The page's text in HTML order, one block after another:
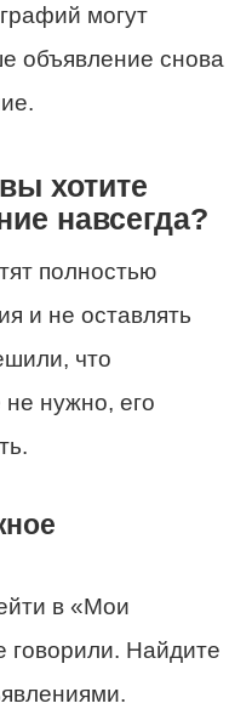
могут
объявление снова
хотите
навсегда?
полностью
и не оставлять
что
нужно, его
в «Мои
говорили. Найдите